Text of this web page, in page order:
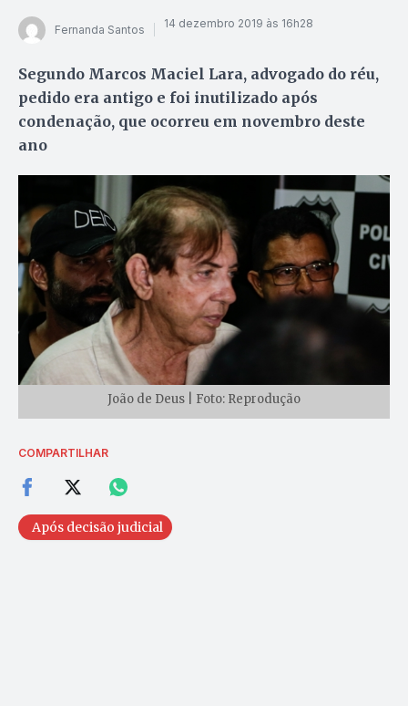
Fernanda Santos 14 dezembro 2019 às 16h28
Segundo Marcos Maciel Lara, advogado do réu,
pedido era antigo e foi inutilizado após
condenação, que ocorreu em novembro deste
ano
João de Deus | Foto: Reprodução
COMPARTILHAR
Após decisão judicial